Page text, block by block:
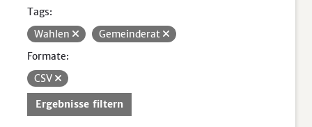
Tags:
Wahlen
Gemeinderat
Formate:
CSV
Ergebnisse filtern